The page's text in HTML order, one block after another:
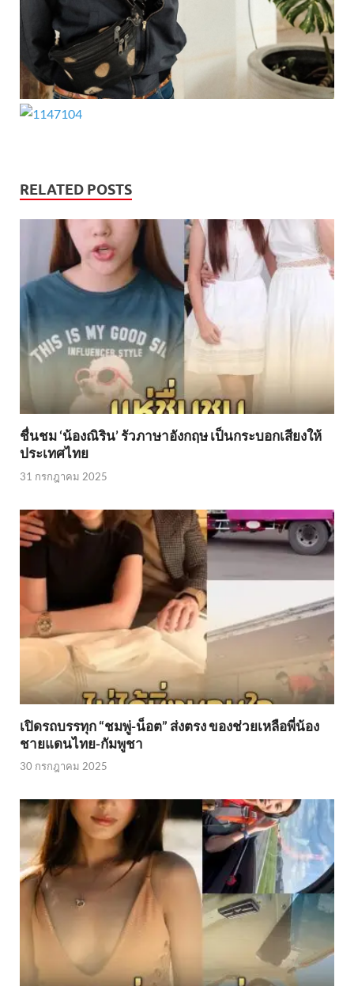
RELATED POSTS
ชื่นชม ‘น้องณิริน’ รัวภาษาอังกฤษ เป็นกระบอกเสียงให้
ประเทศไทย
31 กรกฎาคม 2025
เปิดรถบรรทุก “ชมพู่-น็อต” ส่งตรง ของช่วยเหลือพี่น้อง
ชายแดนไทย-กัมพูชา
30 กรกฎาคม 2025